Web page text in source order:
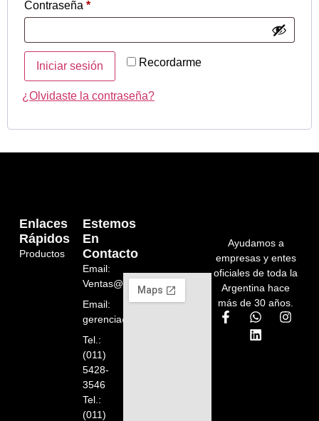
Contraseña *
Recordarme
Iniciar sesión
¿Olvidaste la contraseña?
Ayudamos a
empresas y entes
oficiales de toda la
Argentina hace
más de 30 años.
Enlaces
Rápidos
Productos
Estemos
En
Contacto
Email:
Ventas@orelion.com.ar
Email:
gerencia@orelion.com.ar
Tel.:
(011)
5428-
3546
Tel.:
(011)